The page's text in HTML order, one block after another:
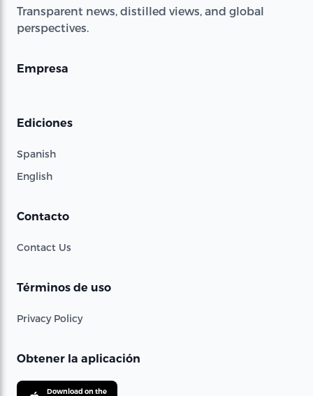
Transparent news, distilled views, and global
perspectives.
Empresa
Ediciones
Spanish
English
Contacto
Contact Us
Términos de uso
Privacy Policy
Obtener la aplicación
Download on the